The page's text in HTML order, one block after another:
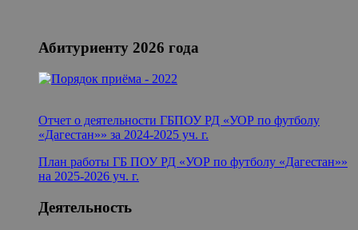
Абитуриенту 2026 года
Отчет о деятельности ГБПОУ РД «УОР по футболу
«Дагестан»» за 2024-2025 уч. г.
План работы ГБ ПОУ РД «УОР по футболу «Дагестан»»
на 2025-2026 уч. г.
Деятельность